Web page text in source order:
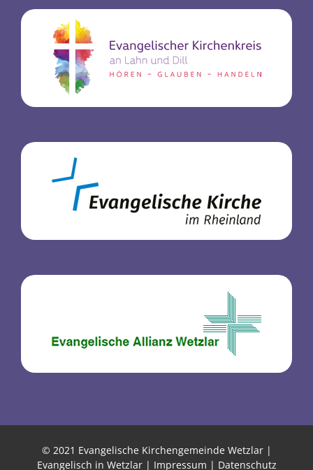
© 2021 Evangelische Kirchengemeinde Wetzlar |
Evangelisch in Wetzlar | Impressum | Datenschutz